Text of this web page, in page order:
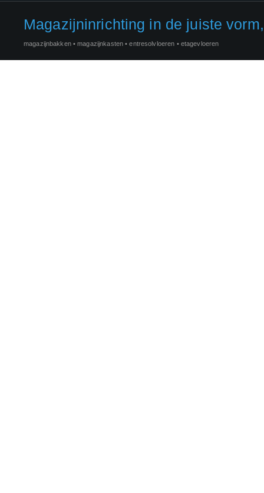
Magazijninrichting in de juiste
magazijnbakken•magazijnkasten •entresolvloeren • etagevloeren